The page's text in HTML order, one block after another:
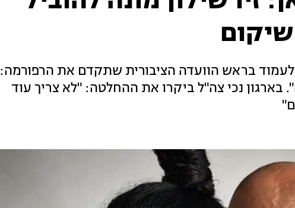
לעמוד בראש הוועדה הציבורית שתקדם את הרפורמה:
נכי צה"ל ביקרו את ההחלטה: "לא צריך עוד